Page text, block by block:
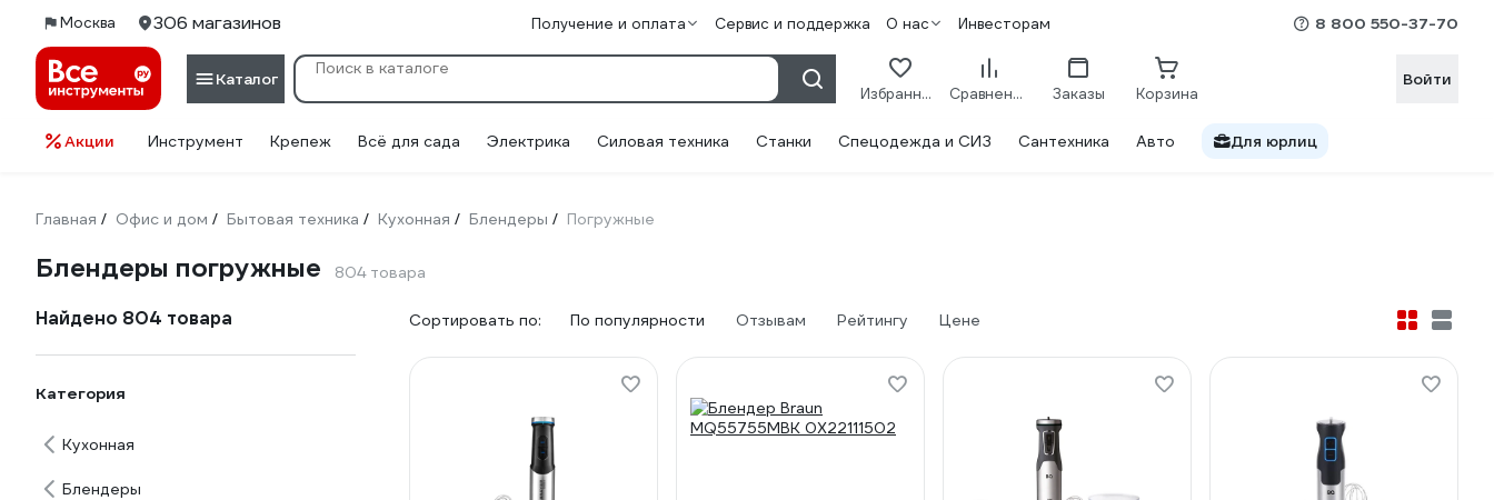
Москва 306 магазинов Получение и оплата Сервис и поддержка О нас Инвесторам 8 800 550-37-70
Каталог
Избранное Сравнение Заказы Корзина
Войти
Акции Инструмент Крепеж Всё для сада Электрика Силовая техника Станки Спецодежда и СИЗ Сантехника Авто Для юрлиц
Главная / Офис и дом / Бытовая техника / Кухонная / Блендеры / Погружные
Блендеры погружные 804 товара
Найдено 804 товара
Категория
Кухонная
Блендеры
Сортировать по: По популярности Отзывам Рейтингу Цене